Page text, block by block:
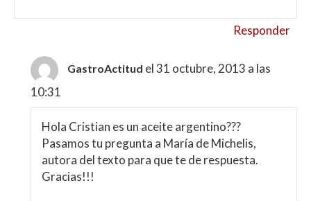
Responder
GastroActitud el 31 octubre, 2013 a las
10:31
Hola Cristian es un aceite argentino???
Pasamos tu pregunta a María de Michelis,
autora del texto para que te de respuesta.
Gracias!!!